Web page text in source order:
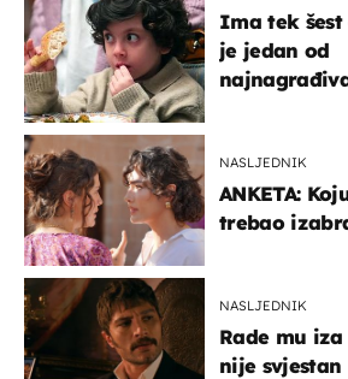
Ima tek šest
je jedan od
NASLJEDNIK
ANKETA:
trebao
NASLJEDNIK
Rade mu
nije svjestan